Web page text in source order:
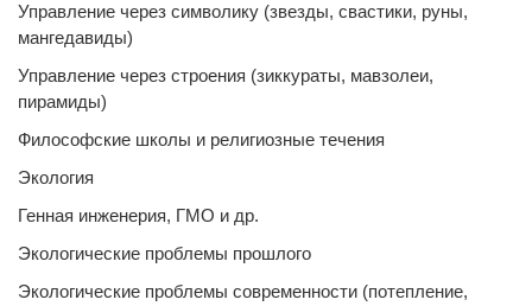
Управление через символику (звезды, свастики, руны,
мангедавиды)
Управление через строения (зиккураты, мавзолеи,
пирамиды)
Философские школы и религиозные течения
Экология
Генная инженерия, ГМО и др.
Экологические проблемы прошлого
Экологические проблемы современности (потепление,